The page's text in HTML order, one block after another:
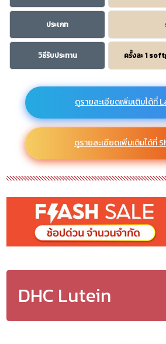
ประเภท
วิธีรับประทาน ครั้งละ 1
ดูรายละเอียดเพิ่มเติมได้ที่
ดูรายละเอียดเพิ่มเติมได้ที่
DHC Lutein